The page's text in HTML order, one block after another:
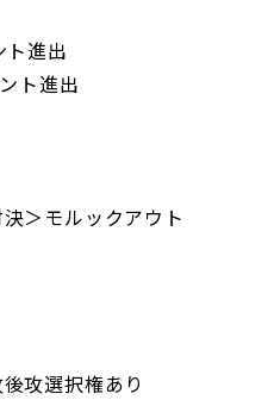
進出
ト進出
＞モルックアウト
攻選択権あり